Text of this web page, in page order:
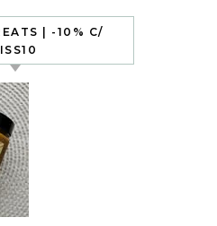
| -10% C/